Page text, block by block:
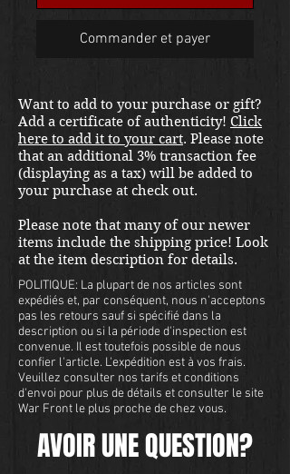
Commander et payer
Want to add to your purchase or gift?
Add a certificate of authenticity! Click
here to add it to your cart. Please note
that an additional 3% transaction fee
(displaying as a tax) will be added to
your purchase at check out.
Please note that many of our newer
items include the shipping price! Look
at the item description for details.
POLITIQUE: La plupart de nos articles sont
expédiés et, par conséquent, nous n'acceptons
pas les retours sauf si spécifié dans la
description ou si la période d'inspection est
convenue. Il est toutefois possible de nous
confier l'article. L'expédition est à vos frais.
Veuillez consulter nos tarifs et conditions
d'envoi pour plus de détails et consulter le site
War Front le plus proche de chez vous.
AVOIR UNE QUESTION?